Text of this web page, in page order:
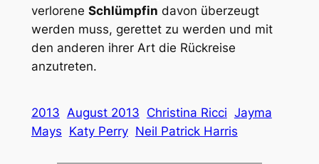
verlorene Schlümpfin davon überzeugt
werden muss, gerettet zu werden und mit
den anderen ihrer Art die Rückreise
anzutreten.
2013 August 2013 Christina Ricci Jayma
Mays Katy Perry Neil Patrick Harris